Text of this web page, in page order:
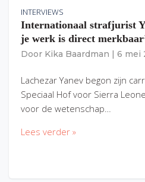
INTERVIEWS
Internationaal strafjurist
je werk is direct
Door Kika Baardman 6 mei
Lachezar Yanev begon zijn
Speciaal Hof voor Sierra
voor de wetenschap…
Lees verder »